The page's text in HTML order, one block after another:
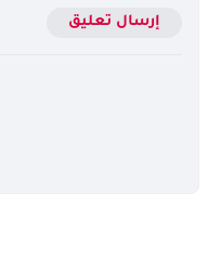
إرسال تعليق